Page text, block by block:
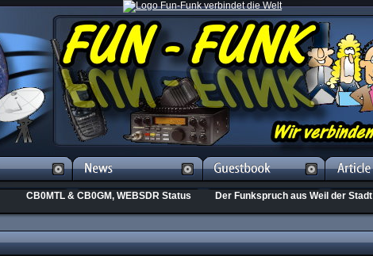
CB0MTL & CB0GM, WEBSDR Status Der Funkspruch aus Weil der Stadt